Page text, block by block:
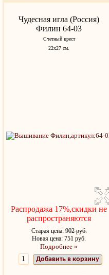
Чудесная игла (Россия)
Филин 64-03
Счетный крест
22х27 см.
Распродажа 17%,скидки не
распространяются
Старая цена:902 руб.
Новая цена: 751 руб.
Подробнее »
Добавить в корзину